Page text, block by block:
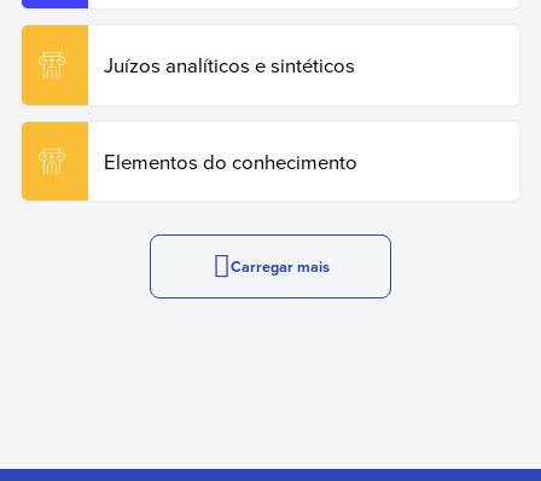
Juízos analíticos e sintéticos
Elementos do conhecimento
Carregar mais